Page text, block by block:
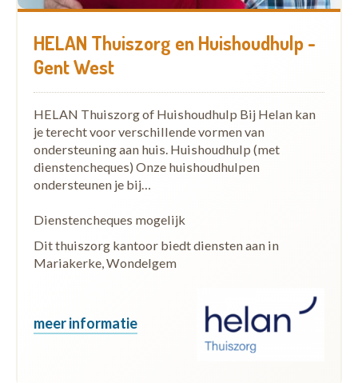
HELAN Thuiszorg en Huishoudhulp -
Gent West
HELAN Thuiszorg of Huishoudhulp Bij Helan kan
je terecht voor verschillende vormen van
ondersteuning aan huis. Huishoudhulp (met
dienstencheques) Onze huishoudhulpen
ondersteunen je bij…
Dienstencheques mogelijk
Dit thuiszorg kantoor biedt diensten aan in
Mariakerke, Wondelgem
meer informatie